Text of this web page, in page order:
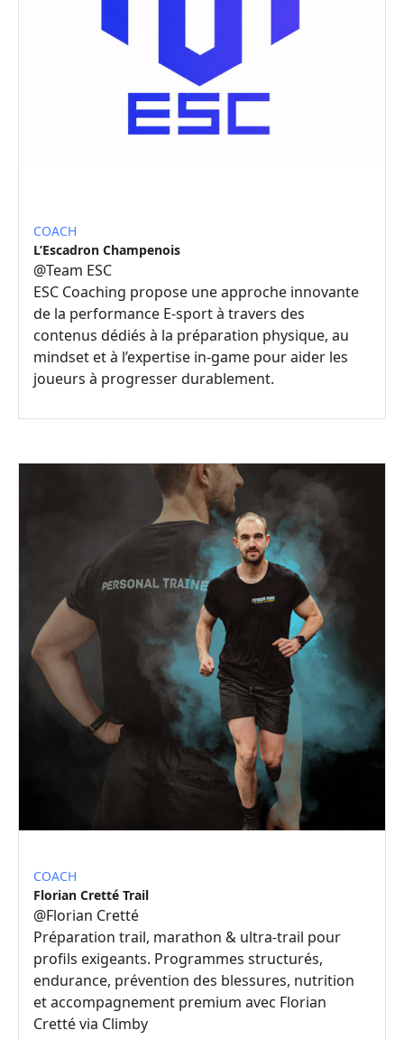
COACH
L’Escadron Champenois
@Team ESC
ESC Coaching propose une approche innovante
de la performance E-sport à travers des
contenus dédiés à la préparation physique, au
mindset et à l’expertise in-game pour aider les
joueurs à progresser durablement.
COACH
Florian Cretté Trail
@Florian Cretté
Préparation trail, marathon & ultra-trail pour
profils exigeants. Programmes structurés,
endurance, prévention des blessures, nutrition
et accompagnement premium avec Florian
Cretté via Climby